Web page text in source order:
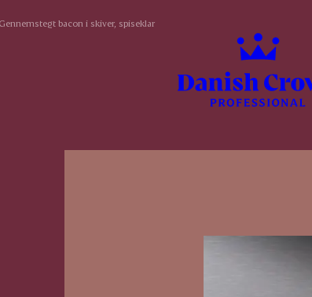
Gennemstegt bacon i skiver, spiseklar